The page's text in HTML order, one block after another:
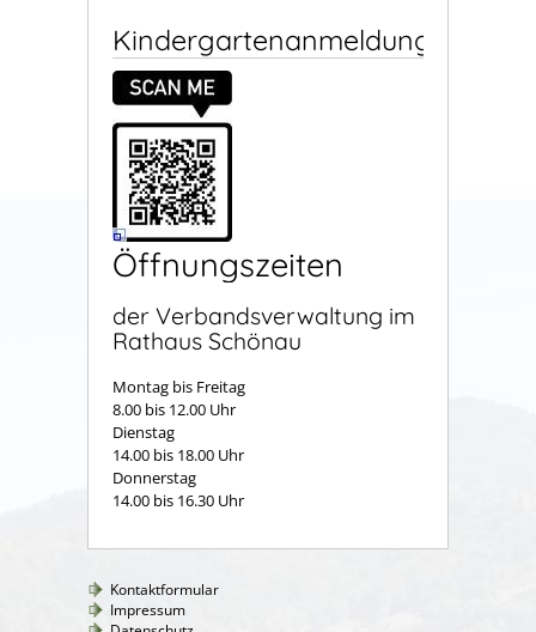
Kindergartenanmeldung
Öffnungszeiten
der Verbandsverwaltung im
Rathaus Schönau
Montag bis Freitag
8.00 bis 12.00 Uhr
Dienstag
14.00 bis 18.00 Uhr
Donnerstag
14.00 bis 16.30 Uhr
Kontaktformular
Impressum